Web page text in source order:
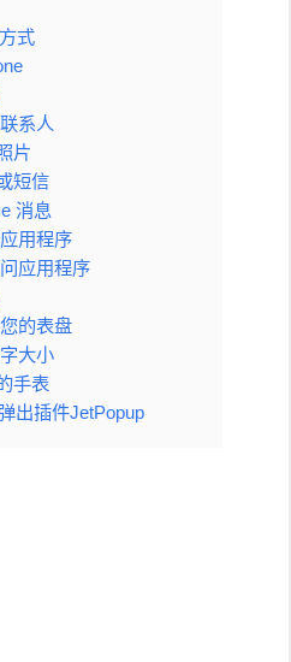
式
系人
片
短信
消息
用程序
应用程序
的表盘
大小
手表
出插件JetPopup